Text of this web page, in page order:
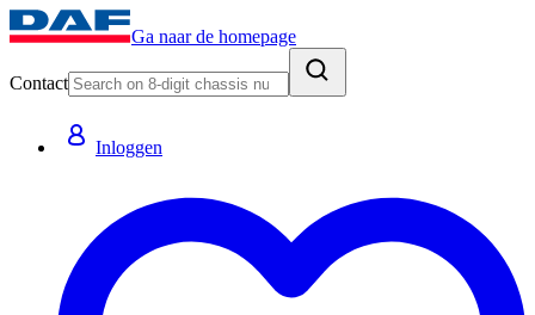
Ga naar de homepage
Contact
Inloggen